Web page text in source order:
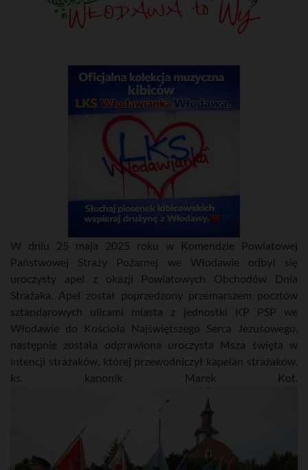
W dniu 25 maja 2025 roku w Komendzie Powiatowej
Państwowej Straży Pożarnej we Włodawie odbył się
uroczysty apel z okazji Powiatowych Obchodów Dnia
Strażaka. Apel został poprzedzony przemarszem pocztów
sztandarowych ulicami miasta z jednostki KP PSP we
Włodawie do Kościoła Najświętszego Serca Jezusowego,
następnie została odprawiona uroczysta Msza święta w
intencji strażaków, której przewodniczył kapelan strażaków,
ks. kanonik Marek Kot.